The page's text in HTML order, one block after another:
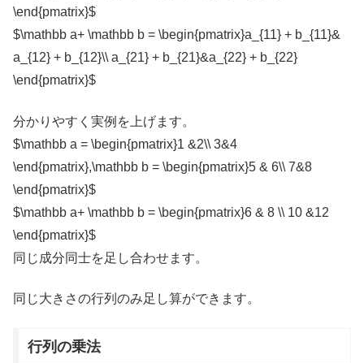
\end{pmatrix}$
$\mathbb a+ \mathbb b = \begin{pmatrix}a_{11} + b_{11}&
a_{12} + b_{12}\\ a_{21} + b_{21}&a_{22} + b_{22}
\end{pmatrix}$
分かりやすく実例を上げます。
$\mathbb a = \begin{pmatrix}1 &2\\ 3&4
\end{pmatrix},\mathbb b = \begin{pmatrix}5 & 6\\ 7&8
\end{pmatrix}$
$\mathbb a+ \mathbb b = \begin{pmatrix}6 & 8 \\ 10 &12
\end{pmatrix}$
同じ成分同士を足し合わせます。
同じ大きさの行列のみ足し算ができます。
行列の乗法